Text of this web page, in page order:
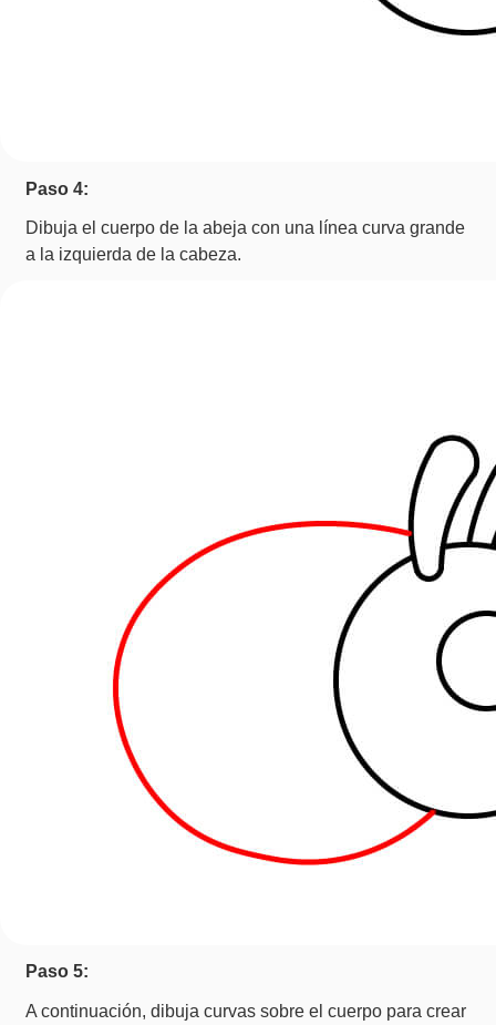
Paso 4:
Dibuja el cuerpo de la abeja con una línea curva grande
a la izquierda de la cabeza.
Paso 5:
A continuación, dibuja curvas sobre el cuerpo para crear